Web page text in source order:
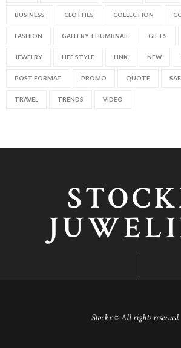
BUSINESS CLOTHES COLLECTION
FASHION GALLERY THUMBNAIL GIFTS
JEWELRY LIFE STYLE LINK NEW
POST FORMAT PROMO QUOTE
TRAVEL TRENDS VIDEO
Stockx © All rights reserved.